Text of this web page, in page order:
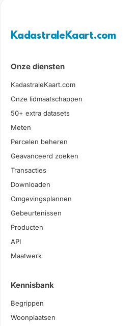
KadastraleKaart.com
Onze diensten
KadastraleKaart.com
Onze lidmaatschappen
50+ extra datasets
Meten
Percelen beheren
Geavanceerd zoeken
Transacties
Downloaden
Omgevingsplannen
Gebeurtenissen
Producten
API
Maatwerk
Kennisbank
Begrippen
Woonplaatsen